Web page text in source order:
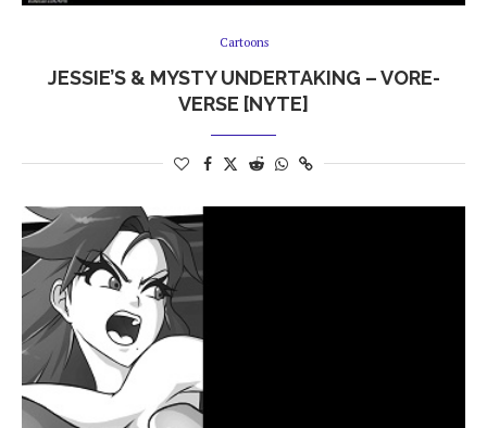
Cartoons
JESSIE’S & MYSTY UNDERTAKING – VORE-
VERSE [NYTE]